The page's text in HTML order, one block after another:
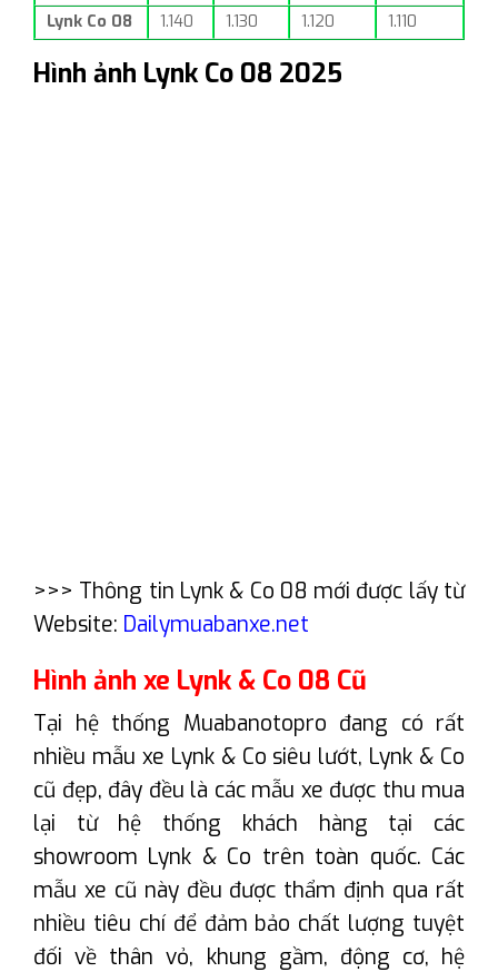
Lynk Co 08
1.140 1.130 1.120 1.110
Hình ảnh Lynk Co 08 2025
>>> Thông tin Lynk & Co 08 mới được lấy từ
Website: Dailymuabanxe.net
Hình ảnh xe Lynk & Co 08 Cũ
Tại hệ thống Muabanotopro đang có rất
nhiều mẫu xe Lynk & Co siêu lướt, Lynk & Co
cũ đẹp, đây đều là các mẫu xe được thu mua
lại từ hệ thống khách hàng tại các
showroom Lynk & Co trên toàn quốc. Các
mẫu xe cũ này đều được thẩm định qua rất
nhiều tiêu chí để đảm bảo chất lượng tuyệt
đối về thân vỏ, khung gầm, động cơ, hệ